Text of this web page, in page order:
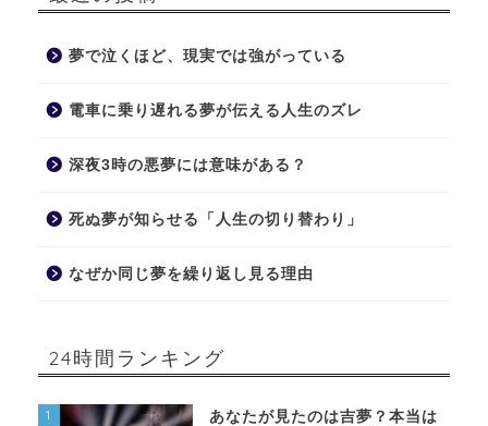
夢で泣くほど、現実では強がっている
電車に乗り遅れる夢が伝える人生のズレ
深夜3時の悪夢には意味がある？
死ぬ夢が知らせる「人生の切り替わり」
なぜか同じ夢を繰り返し見る理由
24時間ランキング
1
あなたが見たのは吉夢？本当は